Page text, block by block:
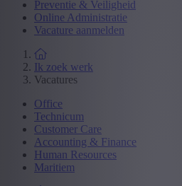
Preventie & Veiligheid
Online Administratie
Vacature aanmelden
Ik zoek werk
Vacatures
Office
Technicum
Customer Care
Accounting & Finance
Human Resources
Maritiem